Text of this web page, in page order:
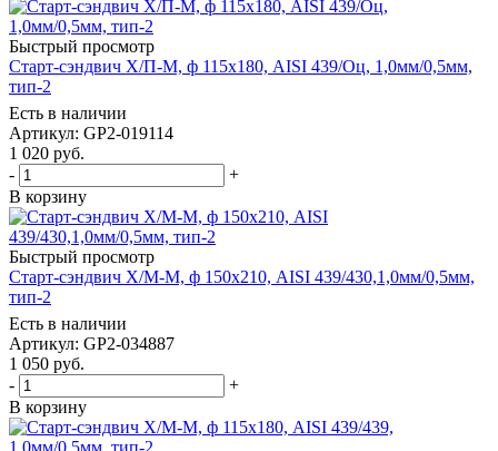
Быстрый просмотр
Старт-сэндвич Х/П-М, ф 115х180, AISI 439/Оц, 1,0мм/0,5мм,
тип-2
Есть в наличии
Артикул: GP2-019114
1 020 руб.
-
+
В корзину
Быстрый просмотр
Старт-сэндвич Х/М-М, ф 150х210, AISI 439/430,1,0мм/0,5мм,
тип-2
Есть в наличии
Артикул: GP2-034887
1 050 руб.
-
+
В корзину